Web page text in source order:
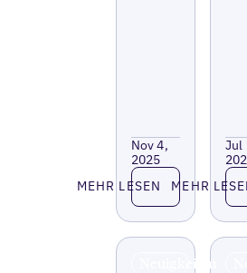
Nov 4,
2025
Lesen Sie mehr
MEHR LESEN
Jul
MEHR
Neuigkeiten